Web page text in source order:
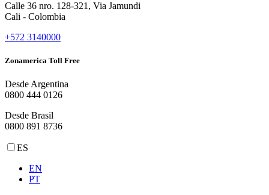
Calle 36 nro. 128-321, Via Jamundi
Cali - Colombia
+572 3140000
Zonamerica Toll Free
Desde Argentina
0800 444 0126
Desde Brasil
0800 891 8736
ES
EN
PT